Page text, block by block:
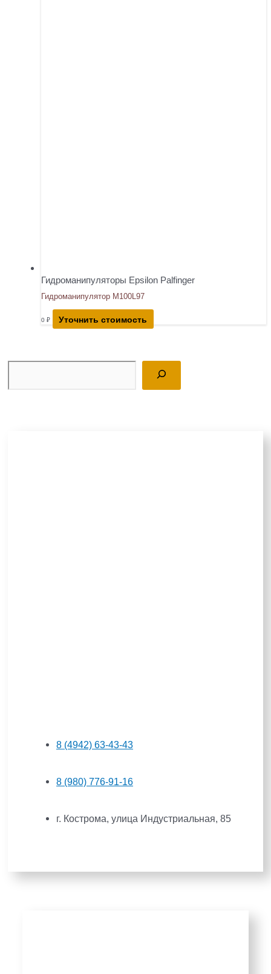
8 (4942) 63-43-43
8 (980) 776-91-16
г. Кострома, улица Индустриальная, 85
Гидроманипуляторы Epsilon Palfinger
Гидроманипулятор M100L97
0 ₽ Уточнить стоимость